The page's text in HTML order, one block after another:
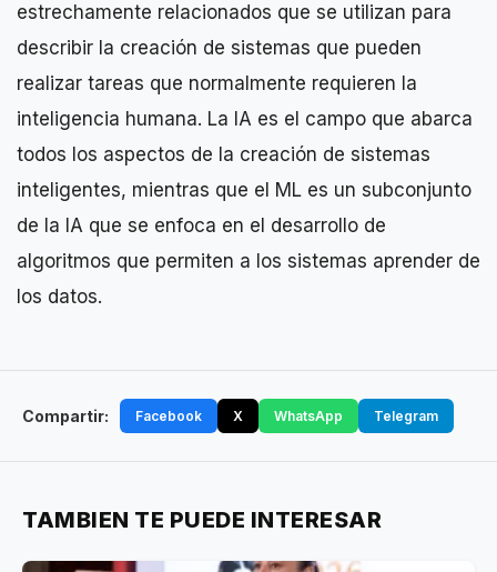
estrechamente relacionados que se utilizan para
describir la creación de sistemas que pueden
realizar tareas que normalmente requieren la
inteligencia humana. La IA es el campo que abarca
todos los aspectos de la creación de sistemas
inteligentes, mientras que el ML es un subconjunto
de la IA que se enfoca en el desarrollo de
algoritmos que permiten a los sistemas aprender de
los datos.
Compartir: Facebook X WhatsApp Telegram
TAMBIEN TE PUEDE INTERESAR